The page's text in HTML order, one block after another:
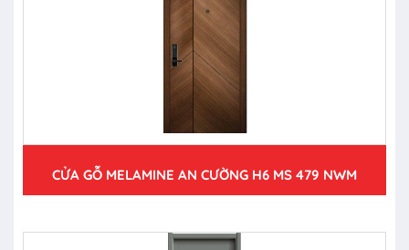
CỬA GỖ MELAMINE AN CƯỜNG H6 MS 479 NWM